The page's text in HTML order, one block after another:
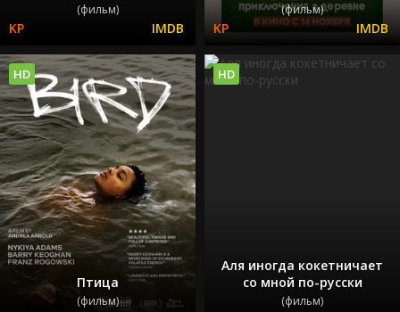
(фильм) (фильм)
Птица
(фильм)
HD
Аля иногда кокетничает
со мной по-русски
(фильм)
HD